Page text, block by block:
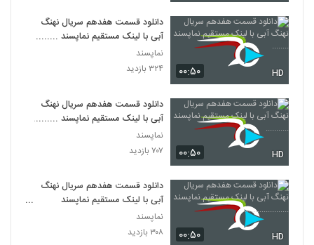
۰۰:۵۰ HD
دانلود قسمت هفدهم سریال نهنگ
آبی با لینک مستقیم نماپسند ........
نماپسند
۳۲۴ بازدید
۰۰:۵۰ HD
دانلود قسمت هفدهم سریال نهنگ
آبی با لینک مستقیم نماپسند ...........
نماپسند
۷۰۷ بازدید
۰۰:۵۰ HD
دانلود قسمت هفدهم سریال نهنگ
آبی با لینک مستقیم نماپسند
......................
نماپسند
۳۰۸ بازدید